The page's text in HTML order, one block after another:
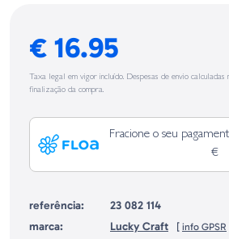
€ 16.95
Taxa legal em vigor incluído. Despesas de envio calculadas
finalização da compra.
Fracione o seu
€
referência:
23 082 114
marca:
Lucky Craft [ info GPSR